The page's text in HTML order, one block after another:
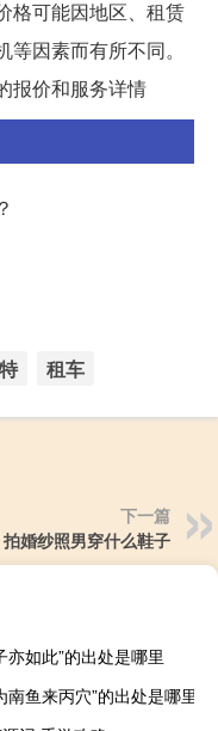
格可能因地区、租赁
因素而有所不同。
报价和服务详情
租车
下一篇
拍婚纱照男穿什么鞋子
亦如此”的出处是哪里
南鱼来丙穴”的出处是哪里